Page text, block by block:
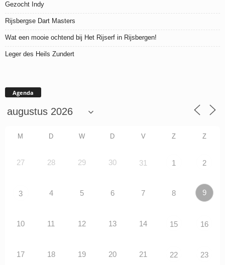
Gezocht Indy
Rijsbergse Dart Masters
Wat een mooie ochtend bij Het Rijserf in Rijsbergen!
Leger des Heils Zundert
Agenda
M D W D V Z Z
27 28 29 30 31 1 2
3 4 5 6 7 8 9
10 11 12 13 14 15 16
17 18 19 20 21 22 23